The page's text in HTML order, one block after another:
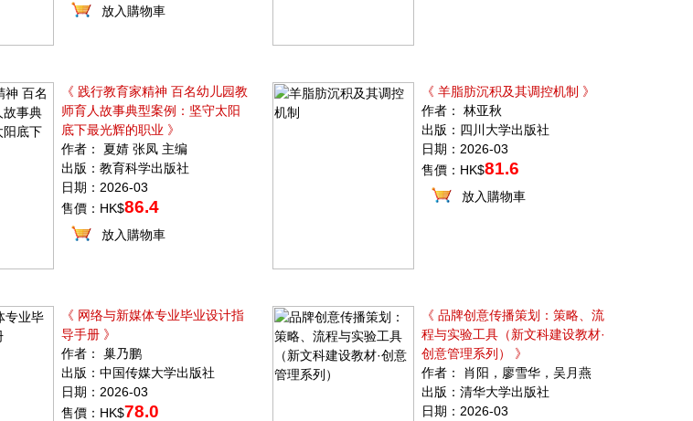
放入購物車
《 践行教育家精神 百名幼儿园教
师育人故事典型案例：坚守太阳
底下最光辉的职业 》
作者： 夏婧 张凤 主编
出版：教育科学出版社
日期：2026-03
售價：HK$86.4
放入購物車
《 羊脂肪沉积及其调控机制 》
作者： 林亚秋
出版：四川大学出版社
日期：2026-03
售價：HK$81.6
放入購物車
《 网络与新媒体专业毕业设计指
导手册 》
作者： 巢乃鹏
出版：中国传媒大学出版社
日期：2026-03
售價：HK$78.0
《 品牌创意传播策划：策略、流
程与实验工具（新文科建设教材·
创意管理系列） 》
作者： 肖阳，廖雪华，吴月燕
出版：清华大学出版社
日期：2026-03